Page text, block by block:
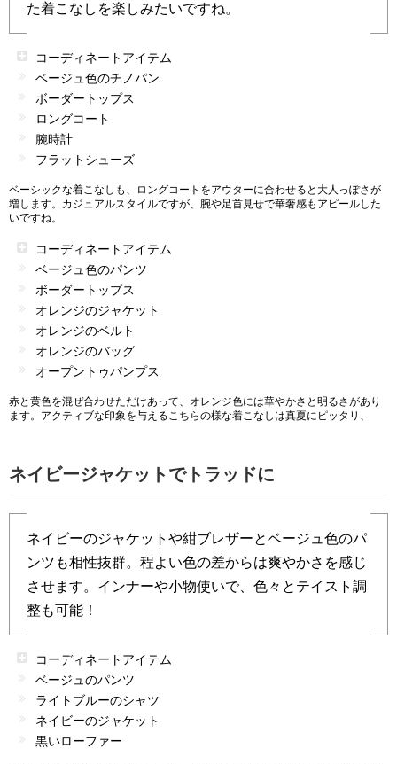
た着こなしを楽しみたいですね。
コーディネートアイテム
ベージュ色のチノパン
ボーダートップス
ロングコート
腕時計
フラットシューズ
ベーシックな着こなしも、ロングコートをアウターに合わせると大人っぽさが
増します。カジュアルスタイルですが、腕や足首見せで華奢感もアピールした
いですね。
コーディネートアイテム
ベージュ色のパンツ
ボーダートップス
オレンジのジャケット
オレンジのベルト
オレンジのバッグ
オープントゥパンプス
赤と黄色を混ぜ合わせただけあって、オレンジ色には華やかさと明るさがあり
ます。アクティブな印象を与えるこちらの様な着こなしは真夏にピッタリ、
ネイビージャケットでトラッドに
ネイビーのジャケットや紺ブレザーとベージュ色のパ
ンツも相性抜群。程よい色の差からは爽やかさを感じ
させます。インナーや小物使いで、色々とテイスト調
整も可能！
コーディネートアイテム
ベージュのパンツ
ライトブルーのシャツ
ネイビーのジャケット
黒いローファー